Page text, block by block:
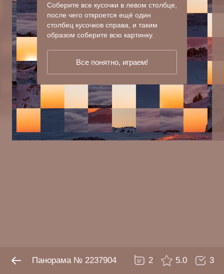
Панорама № 2237904 5.0
Соберите все кусочки в левом столбце,
после чего откроется ещё один
столбец кусочков справа, и таким
образом соберите всю картинку.
Все понятно, играем!
Панорама № 2237904 2 5.0 3